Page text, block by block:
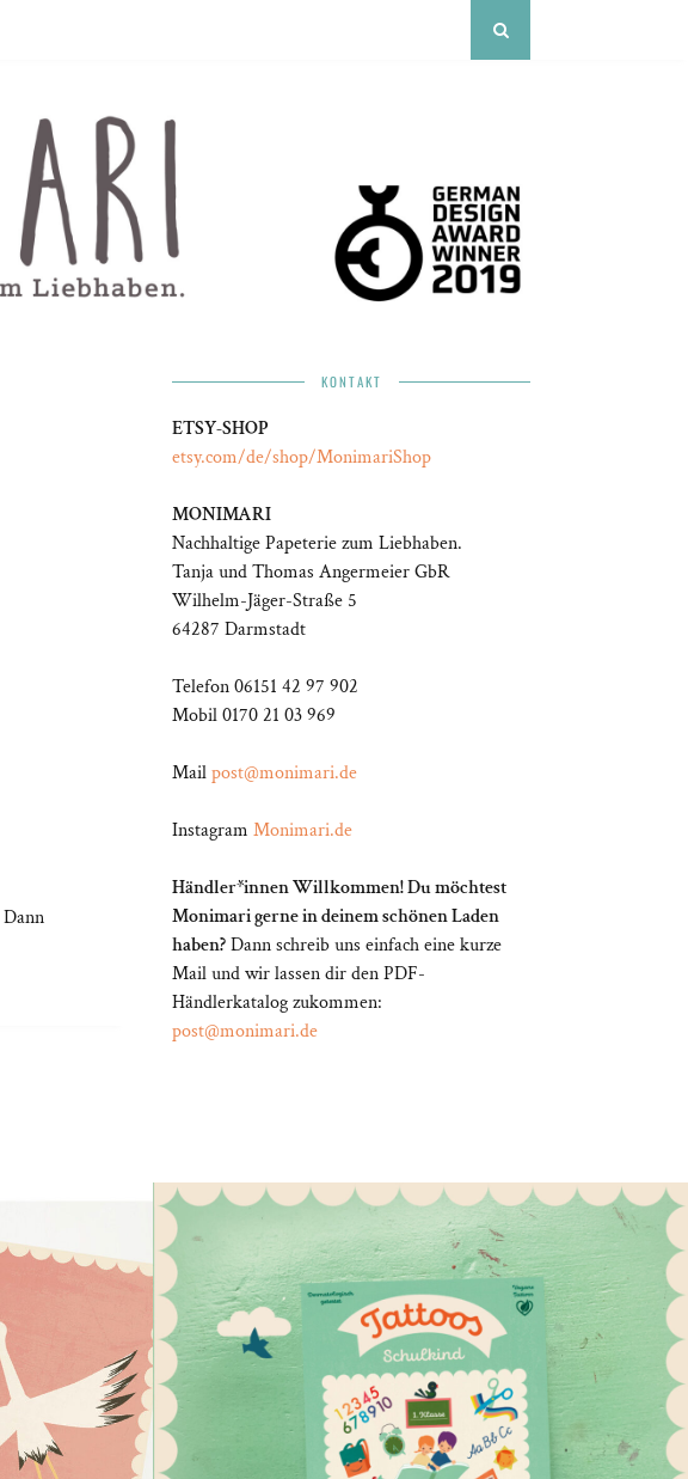
Dann
KONTAKT
ETSY-SHOP
etsy.com/de/shop/MonimariShop
MONIMARI
Nachhaltige Papeterie zum Liebhaben.
Tanja und Thomas Angermeier GbR
Wilhelm-Jäger-Straße 5
64287 Darmstadt
Telefon 06151 42 97 902
Mobil 0170 21 03 969
Mailpost@monimari.de
Instagram Monimari.de
Händler*innen Willkommen! Du möchtest
Monimari gerne in deinem schönen Laden
haben?Dann schreib uns einfach eine kurze
Mail und wir lassen dir den PDF-
Händlerkatalog zukommen:
post@monimari.de